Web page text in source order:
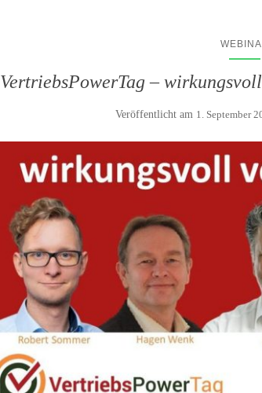
VertriebsPowerTag –
Veröffentlicht am 1. September